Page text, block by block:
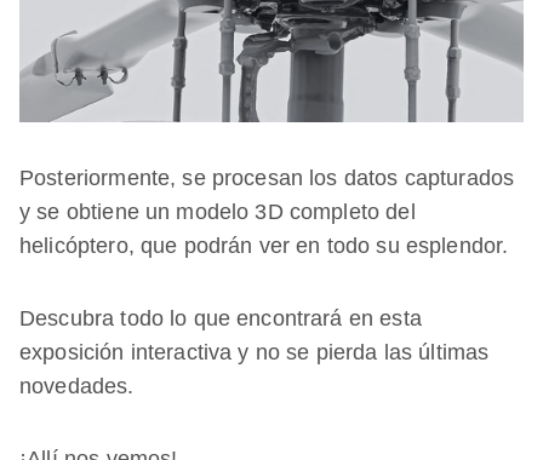
Posteriormente, se procesan los datos capturados
y se obtiene un modelo 3D completo del
helicóptero, que podrán ver en todo su esplendor.
Descubra todo lo que encontrará en esta
exposición interactiva y no se pierda las últimas
novedades.